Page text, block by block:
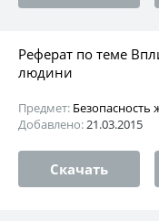
Реферат по теме
людини
Предмет: Безопасность
Добавлено:21.03.2015
Скачать